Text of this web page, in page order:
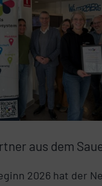
aus dem
2026 hat der